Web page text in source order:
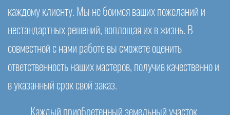
каждому клиенту. Мы не боимся ваших пожеланий и
нестандартных решений, воплощая их в жизнь. В
совместной с нами работе вы сможете оценить
ответственность наших мастеров, получив качественно и
в указанный срок свой заказ.
Каждый приобретенный земельный участок